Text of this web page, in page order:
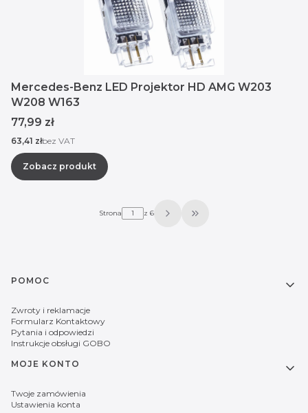
Mercedes-Benz LED Projektor HD AMG W203
W208 W163
Cena
77,99 zł
Cena
63,41 złbez VAT
Zobacz produkt
Strona z 6 Przejdź do ostatniej
Linki w stopce
POMOC
Zwroty i reklamacje
Formularz Kontaktowy
Pytania i odpowiedzi
Instrukcje obsługi GOBO
MOJE KONTO
Twoje zamówienia
Ustawienia konta